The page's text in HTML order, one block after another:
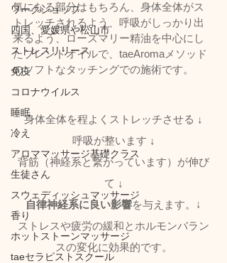
ワークショップ
四国、愛媛県や松山市
ストレスリリース
免疫
コロナウイルス
睡眠
冷え
アロママッサージ基礎クラス
生徒さん
スウェディッシュマッサージ
香り
ホットストーンマッサージ
taeセラピストスクール
気になる部分はもちろん、身体全体がス
トレッチされるよう、呼吸がしっかり出
来るよう、ローズマリー精油を中心にし
たブレンドオイルで、taeAromaメソッド
のソフトなタッチングでの施術です。
身体全体を程よくストレッチさせる ↓
呼吸が整います ↓
背筋（神経系と繋がっています）が伸び
て ↓
自律神経系に良い影響を与えます。↓
ストレスや疲労の緩和とホルモンバラン
スの変化に効果的です。